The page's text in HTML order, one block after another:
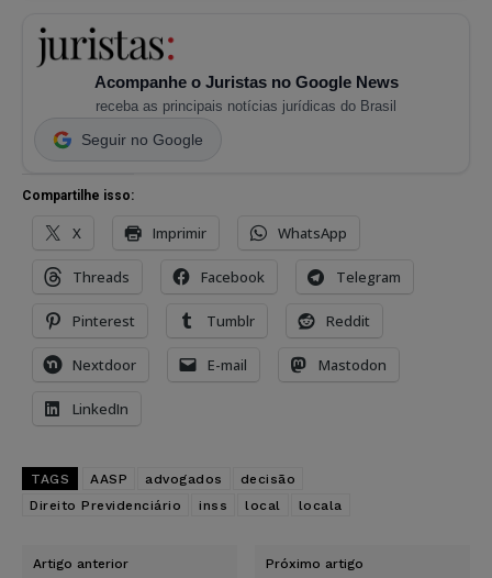
Acompanhe o Juristas no Google News
receba as principais notícias jurídicas do Brasil
Seguir no Google
Compartilhe isso:
X Imprimir WhatsApp
Threads Facebook Telegram
Pinterest Tumblr Reddit
Nextdoor E-mail Mastodon
LinkedIn
TAGS AASP advogados
decisão
Direito Previdenciário
inss local locala
Artigo anterior Próximo artigo